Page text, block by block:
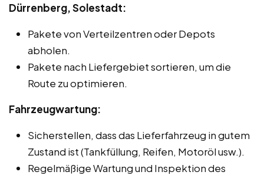
Dürrenberg, Solestadt:
Pakete von Verteilzentren oder Depots
abholen.
Pakete nach Liefergebiet sortieren, um die
Route zu optimieren.
Fahrzeugwartung:
Sicherstellen, dass das Lieferfahrzeug in gutem
Zustand ist (Tankfüllung, Reifen, Motoröl usw.).
Regelmäßige Wartung und Inspektion des